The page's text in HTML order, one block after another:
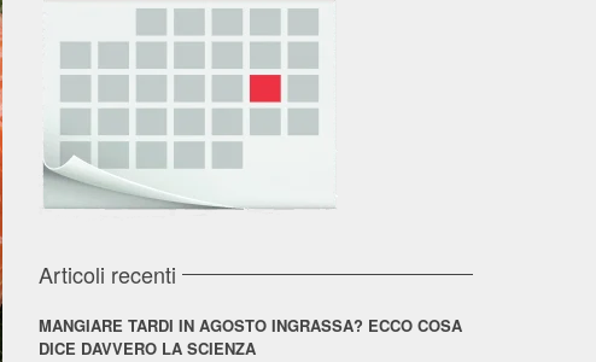
Articoli recenti
MANGIARE TARDI IN AGOSTO INGRASSA? ECCO COSA
DICE DAVVERO LA SCIENZA